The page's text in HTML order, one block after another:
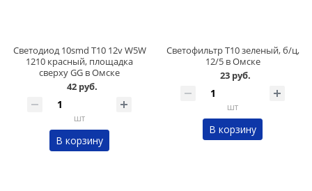
Светодиод 10smd Т10 12v W5W
1210 красный, площадка
сверху GG в Омске
42 руб.
шт
В корзину
Светофильтр Т10 зеленый, б/ц,
12/5 в Омске
23 руб.
шт
В корзину